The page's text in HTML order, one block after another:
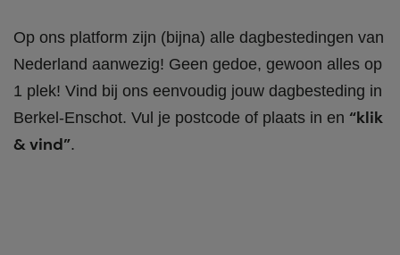
Op ons platform zijn (bijna) alle dagbestedingen van
Nederland aanwezig! Geen gedoe, gewoon alles op
1 plek! Vind bij ons eenvoudig jouw dagbesteding in
Berkel-Enschot. Vul je postcode of plaats in en “klik
& vind”.